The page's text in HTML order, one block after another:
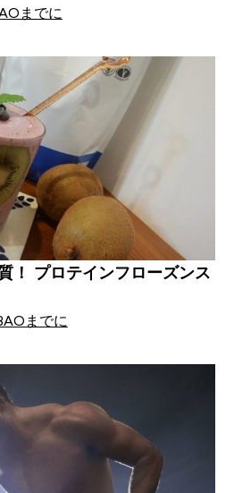
までに
！ プロテインフローズンス
までに